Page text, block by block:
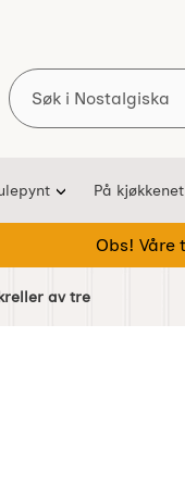
Søk
På kjøkkenet
Obs! Våre
av tre